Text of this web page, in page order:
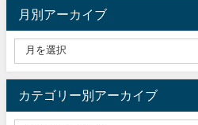
月別アーカイブ
カテゴリー別アーカイブ